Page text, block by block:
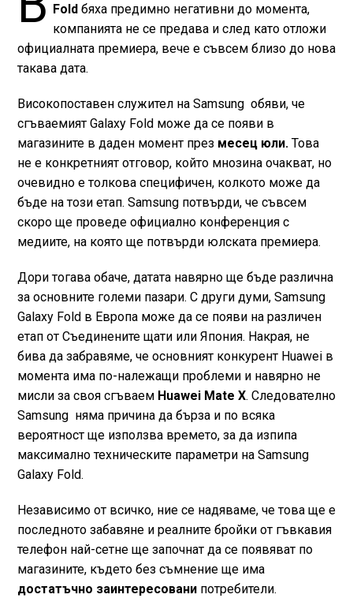
Fold бяха предимно негативни до момента,
компанията не се предава и след като отложи
официалната премиера, вече е съвсем близо до нова
такава дата.
Високопоставен служител на Samsung обяви, че
сгъваемият Galaxy Fold може да се появи в
магазините в даден момент през месец юли.Това
не е конкретният отговор, който мнозина очакват, но
очевидно е толкова специфичен, колкото може да
бъде на този етап. Samsung потвърди, че съвсем
скоро ще проведе официално конференция с
медиите, на която ще потвърди юлската премиера.
Дори тогава обаче, датата навярно ще бъде различна
за основните големи пазари. С други думи, Samsung
Galaxy Fold в Европа може да се появи на различен
етап от Съединените щати или Япония. Накрая, не
бива да забравяме, че основният конкурент Huawei в
момента има по-належащи проблеми и навярно не
мисли за своя сгъваем Huawei Mate X. Следователно
Samsung няма причина да бърза и по всяка
вероятност ще използва времето, за да изпипа
максимално техническите параметри на Samsung
Galaxy Fold.
Независимо от всичко, ние се надяваме, че това ще е
последното забавяне и реалните бройки от гъвкавия
телефон най-сетне ще започнат да се появяват по
магазините, където без съмнение ще има
достатъчно заинтересованипотребители.